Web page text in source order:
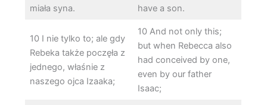
miała syna.
have a son.
10 I nie tylko to; ale gdy
Rebeka także poczęła z
jednego, właśnie z
naszego ojca Izaaka;
10 And not only this;
but when Rebecca also
had conceived by one,
even by our father
Isaac;